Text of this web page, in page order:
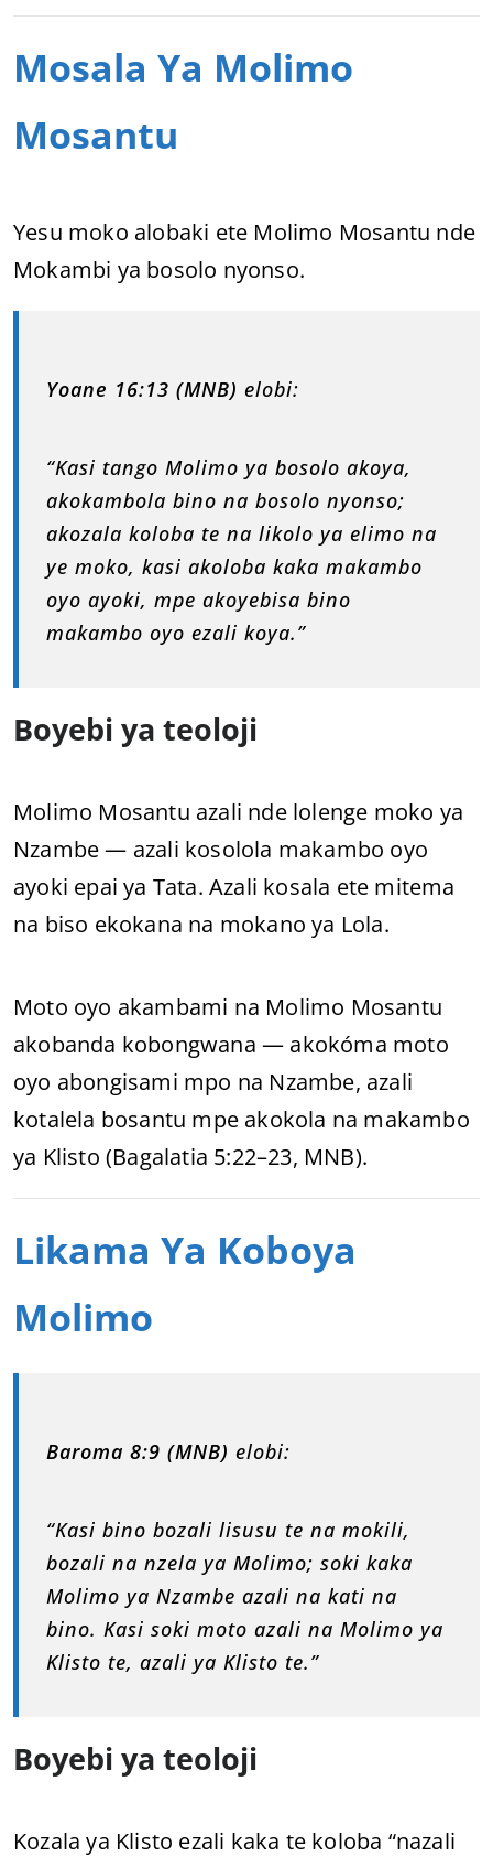
Mosala Ya Molimo
Mosantu
Yesu moko alobaki ete Molimo Mosantu nde
Mokambi ya bosolo nyonso.
Yoane 16:13 (MNB) elobi:
“Kasi tango Molimo ya bosolo akoya,
akokambola bino na bosolo nyonso;
akozala koloba te na likolo ya elimo na
ye moko, kasi akoloba kaka makambo
oyo ayoki, mpe akoyebisa bino
makambo oyo ezali koya.”
Boyebi ya teoloji
Molimo Mosantu azali nde lolenge moko ya
Nzambe — azali kosolola makambo oyo
ayoki epai ya Tata. Azali kosala ete mitema
na biso ekokana na mokano ya Lola.
Moto oyo akambami na Molimo Mosantu
akobanda kobongwana — akokóma moto
oyo abongisami mpo na Nzambe, azali
kotalela bosantu mpe akokola na makambo
ya Klisto (Bagalatia 5:22–23, MNB).
Likama Ya Koboya
Molimo
Baroma 8:9 (MNB) elobi:
“Kasi bino bozali lisusu te na mokili,
bozali na nzela ya Molimo; soki kaka
Molimo ya Nzambe azali na kati na
bino. Kasi soki moto azali na Molimo ya
Klisto te, azali ya Klisto te.”
Boyebi ya teoloji
Kozala ya Klisto ezali kaka te koloba “nazali